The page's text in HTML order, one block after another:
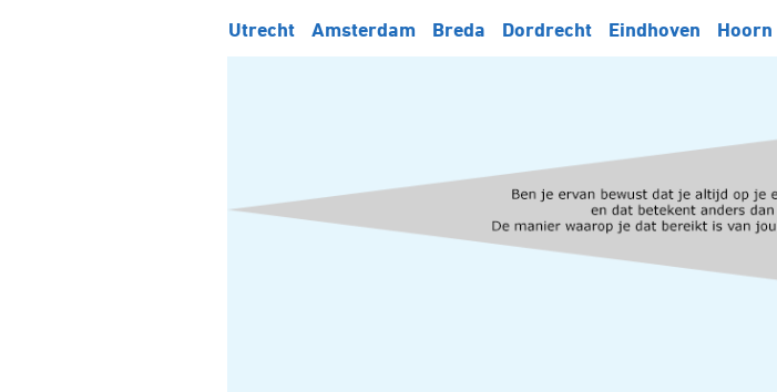
Utrecht Amsterdam Breda Dordrecht Eindhoven Hoorn